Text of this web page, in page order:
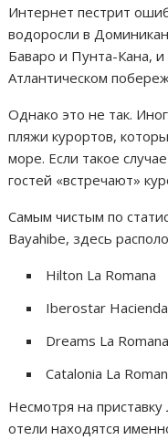
Интернет пестрит
водоросли в
Баваро и Пунта-Кана,
Атлантическом
Однако это не так.
пляжи курортов,
море. Если такое
гостей «встречают»
Самым чистым по
Bayahibe, здесь
Hilton La Romana
Iberostar
Dreams La Romana
Catalonia La
Несмотря на
отели находятся